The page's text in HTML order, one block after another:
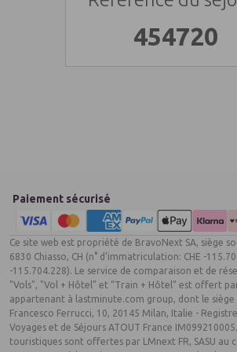
- Monnaie : le baht. 1€ = 50 BTH.
454720
Paiement sécurisé
Ce site web est propriété de BravoNext SA, siège
6830 Chiasso, CH (n° d’immatriculation: CHE -
-115.704.228). Le service de comparaison et de
"Vols", "Vol + Hôtel" et “Train + Hôtel” est offert
appartenant à lastminute.com group, dont le siège
Francesco Ferrucci, 10, 20145 Milan, Italie -
Voyages et de Séjours ATOUT France
touristiques sont offertes par LMnext FR, SASU au